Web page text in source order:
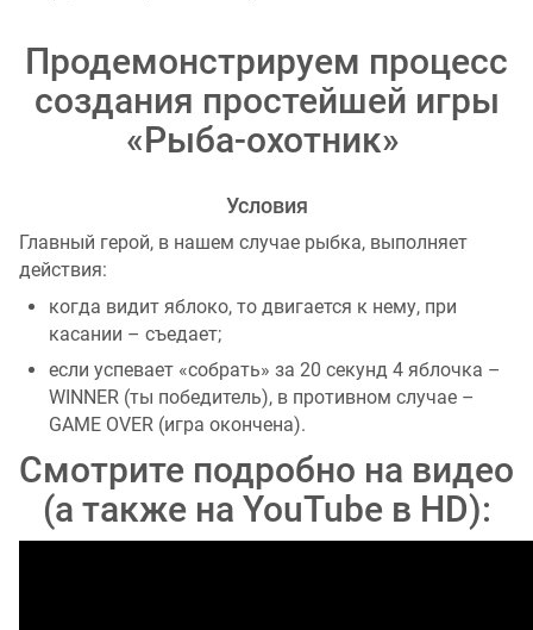
Продемонстрируем процесс
создания простейшей игры
«Рыба-охотник»
Условия
Главный герой, в нашем случае рыбка, выполняет
действия:
когда видит яблоко, то двигается к нему, при
касании – съедает;
если успевает «собрать» за 20 секунд 4 яблочка –
WINNER (ты победитель), в противном случае –
GAME OVER (игра окончена).
Смотрите подробно на видео
(а также на YouTube в HD):